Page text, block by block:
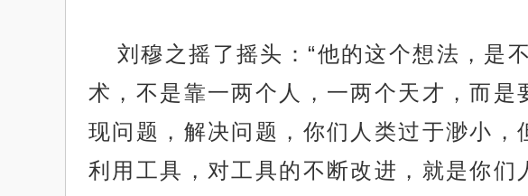
刘穆之摇了摇头：“他的这个想法，是
术，不是靠一两个人，一两个天才，而
现问题，解决问题，你们人类过于渺小
利用工具，对工具的不断改进，就是你